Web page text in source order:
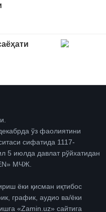
ўз фаолиятини
сифатида 1117-
5 июлда давлат рўйхатидан
МЧЖ.
ёки қисман иқтибос
график, аудио ва/ёки
«Zamin.uz» сайтига